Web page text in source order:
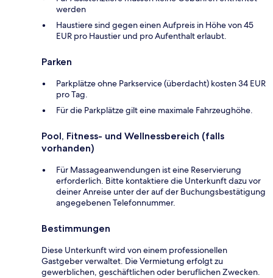
werden
Haustiere sind gegen einen Aufpreis in Höhe von 45
EUR pro Haustier und pro Aufenthalt erlaubt.
Parken
Parkplätze ohne Parkservice (überdacht) kosten 34 EUR
pro Tag.
Für die Parkplätze gilt eine maximale Fahrzeughöhe.
Pool, Fitness- und Wellnessbereich (falls
vorhanden)
Für Massageanwendungen ist eine Reservierung
erforderlich. Bitte kontaktiere die Unterkunft dazu vor
deiner Anreise unter der auf der Buchungsbestätigung
angegebenen Telefonnummer.
Bestimmungen
Diese Unterkunft wird von einem professionellen
Gastgeber verwaltet. Die Vermietung erfolgt zu
gewerblichen, geschäftlichen oder beruflichen Zwecken.